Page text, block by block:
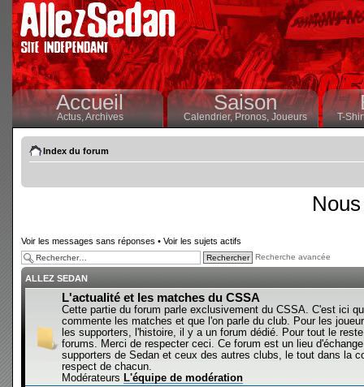
Accueil
Actus,Archives
Saison
Calendrier,Pronos, Joueurs T-
Index du forum
Voir les messages sans réponses • Voir les sujets actifs
Recherche avancée
ALLEZ SEDAN
L'actualité et les matches du CSSA
Cette partie du forum parle exclusivement du CSSA. C'est ici
commente les matches et que l'on parle du club. Pour les
les supporters, l'histoire, il y a un forum dédié. Pour tout le
forums. Merci de respecter ceci. Ce forum est un lieu
supporters de Sedan et ceux des autres clubs, le tout dans la
respect de chacun.
Modérateurs L'équipe de modération